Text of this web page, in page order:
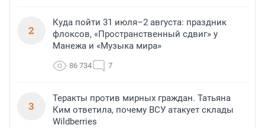
2
Куда пойти 31 июля–2 августа: праздник
флоксов, «Пространственный сдвиг» у
Манежа и «Музыка мира»
86 734 7
3
Теракты против мирных граждан. Татьяна
Ким ответила, почему ВСУ атакует склады
Wildberries